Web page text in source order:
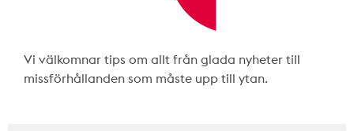
Vi välkomnar tips om allt från glada nyheter till
missförhållanden som måste upp till ytan.